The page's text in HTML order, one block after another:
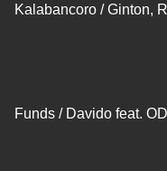
Kalabancoro / Ginton,
Funds / Davido feat.